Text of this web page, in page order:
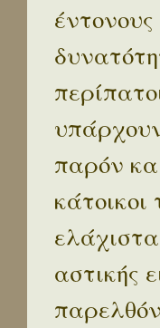
παρόν
αστικής